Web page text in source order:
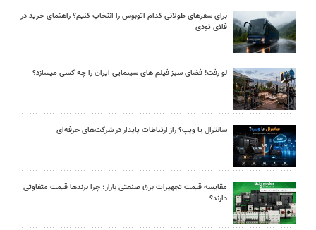
برای سفرهای طولانی کدام اتوبوس را انتخاب کنیم؟ راهنمای خرید در
فلای تودی
لو رفت! فضای سبز فیلم های سینمایی ایران را چه کسی میسازد؟
سانترال یا ویپ؟ راز ارتباطات پایدار در شرکت‌های حرفه‌ای
مقایسه قیمت تجهیزات برق صنعتی بازار؛ چرا برندها قیمت متفاوتی
دارند؟